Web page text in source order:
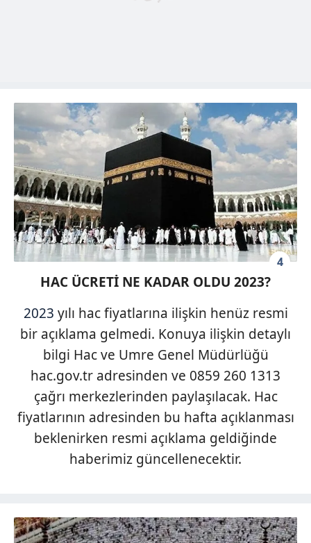
4
HAC ÜCRETİ NE KADAR OLDU 2023?
2023 yılı hac fiyatlarına ilişkin henüz resmi
bir açıklama gelmedi. Konuya ilişkin detaylı
bilgi Hac ve Umre Genel Müdürlüğü
hac.gov.tr adresinden ve 0859 260 1313
çağrı merkezlerinden paylaşılacak. Hac
fiyatlarının adresinden bu hafta açıklanması
beklenirken resmi açıklama geldiğinde
haberimiz güncellenecektir.